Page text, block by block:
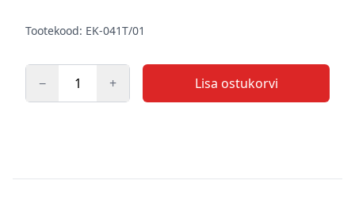
Tootekood: EK-041T/01
− + Lisa ostukorvi